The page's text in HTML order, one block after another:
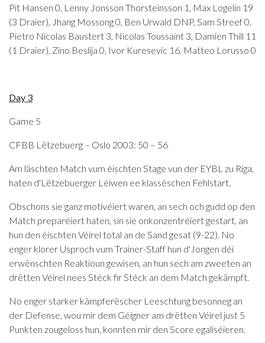
Pit Hansen 0, Lenny Jonsson Thorsteinsson 1, Max Logelin 19
(3 Draier), Jhang Mossong 0, Ben Urwald DNP, Sam Streef 0,
Pietro Nicolas Baustert 3, Nicolas Toussaint 3, Damien Thill 11
(1 Draier), Zino Beslija 0, Ivor Kuresevic 16, Matteo Lorusso 0
Day 3
Game 5
CFBB Lëtzebuerg – Oslo 2003: 50 – 56
Am läschten Match vum éischten Stage vun der EYBL zu Riga,
haten d'Lëtzebuerger Léiwen ee klassëschen Fehlstart.
Obschons sie ganz motivéiert waren, an sech och gudd op den
Match preparéiert haten, sin sie onkonzentréiert gestart, an
hun den éischten Véirel total an de Sand gesat (9-22). No
enger klorer Usproch vum Trainer-Staff hun d'Jongen déi
erwënschten Reaktioun gewisen, an hun sech am zweeten an
drëtten Véirel nees Stéck fir Stéck an dem Match gekämpft.
No enger starker kämpferëscher Leeschtung besonneg an
der Defense, wou mir dem Géigner am drëtten Véirel just 5
Punkten zougeloss hun, konnten mir den Score egaliséieren.